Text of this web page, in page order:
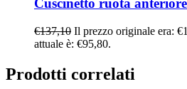
Cuscinetto ruota
€137,10 Il prezzo originale era:
attuale è: €95,80.
Prodotti correlati